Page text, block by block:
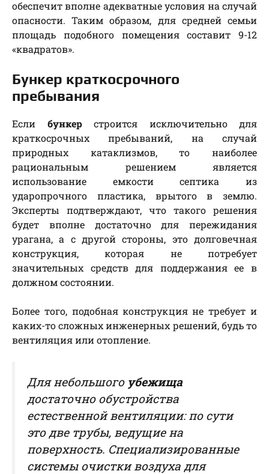
обеспечит вполне адекватные условия на случай
опасности. Таким образом, для средней семьи
площадь подобного помещения составит 9-12
«квадратов».
Бункер краткосрочного
пребывания
Если бункерстроится исключительно для
краткосрочных пребываний, на случай
природных катаклизмов, то наиболее
рациональным решением является
использование емкости септика из
ударопрочного пластика, врытого в землю.
Эксперты подтверждают, что такого решения
будет вполне достаточно для пережидания
урагана, а с другой стороны, это долговечная
конструкция, которая не потребует
значительных средств для поддержания ее в
должном состоянии.
Более того, подобная конструкция не требует и
каких-то сложных инженерных решений, будь то
вентиляция или отопление.
Для небольшого убежища
достаточно обустройства
естественной вентиляции: по сути
это две трубы, ведущие на
поверхность. Специализированные
системы очистки воздуха для